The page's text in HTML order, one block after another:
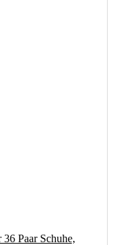
Paar Schuhe,